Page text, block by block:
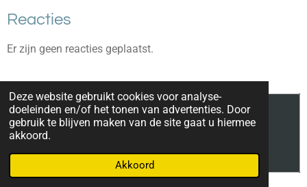
Deze website gebruikt cookies voor analyse-
doeleinden en/of het tonen van advertenties. Door
gebruik te blijven maken van de site gaat u hiermee
akkoord.
Akkoord
Reacties
Er zijn geen reacties geplaatst.
Maak jouw eigen website met
JouwWeb